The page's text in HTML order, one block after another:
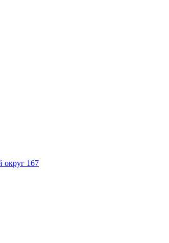
округ 167